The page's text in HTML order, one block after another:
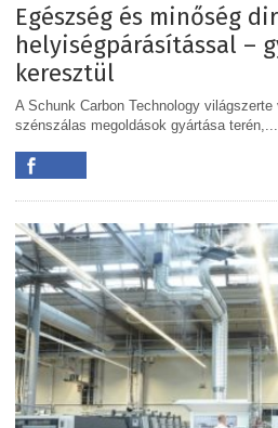
Egészség és minőség
helyiségpárásítással –
keresztül
A Schunk Carbon Technology
szénszálas megoldások gyártása terén,...